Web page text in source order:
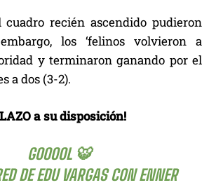
recién ascendido pudieron
los ‘felinos volvieron a
y terminaron ganando por el
a dos (3-2).
a su disposición!
GOOOOL 🐯
DE EDU VARGAS CON ENNER